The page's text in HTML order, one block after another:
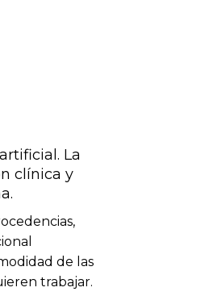
La
clínica y
de las
trabajar.